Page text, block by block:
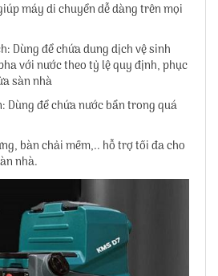
máy di chuyển dễ dàng trên mọi
Dùng để chứa dung dịch vệ sinh
với nước theo tỷ lệ quy định, phục
sàn nhà
Dùng để chứa nước bẩn trong quá
bàn chải mềm,.. hỗ trợ tối đa cho
nhà.